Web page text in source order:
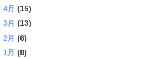
4月 (15)
3月 (13)
2月 (6)
1月 (8)